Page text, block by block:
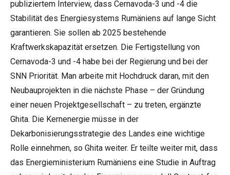
publiziertem Interview, dass Cernavoda-3 und -4 die
Stabilität des Energiesystems Rumäniens auf lange Sicht
garantieren. Sie sollen ab 2025 bestehende
Kraftwerkskapazität ersetzen. Die Fertigstellung von
Cernavoda-3 und -4 habe bei der Regierung und bei der
SNN Priorität. Man arbeite mit Hochdruck daran, mit den
Neubauprojekten in die nächste Phase – der Gründung
einer neuen Projektgesellschaft – zu treten, ergänzte
Ghita. Die Kernenergie müsse in der
Dekarbonisierungsstrategie des Landes eine wichtige
Rolle einnehmen, so Ghita weiter. Er teilte weiter mit, dass
das Energieministerium Rumäniens eine Studie in Auftrag